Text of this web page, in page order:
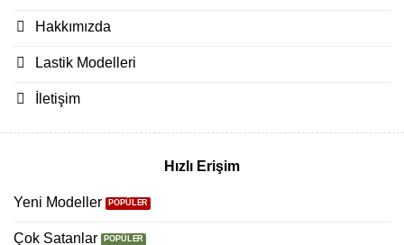
Hakkımızda
Lastik Modelleri
İletişim
Hızlı Erişim
Yeni Modeller
Çok Satanlar